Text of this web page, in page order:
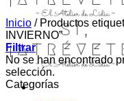
Inicio /Productos
INVIERNO”
Filtrar
No se han encontrado
selección.
Categorías